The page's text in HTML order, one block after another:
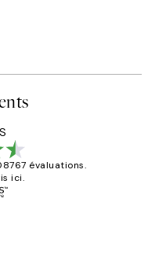
évaluations.
ici.